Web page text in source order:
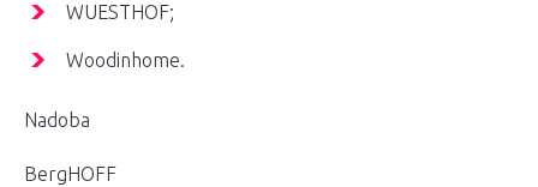
WUESTHOF;
Woodinhome.
Nadoba
BergHOFF